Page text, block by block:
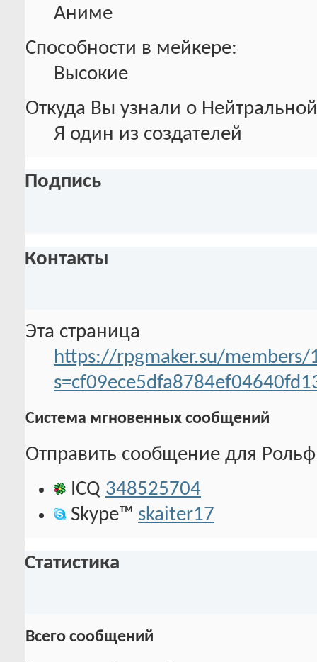
Аниме
Способности в мейкере:
Высокие
Откуда Вы узнали о
Я один из создателей
Подпись
Контакты
Эта страница
https://rpgmaker.su/members/
Система мгновенных сообщений
Отправить сообщение для
ICQ 348525704
Skype™ skaiter17
Статистика
Всего сообщений